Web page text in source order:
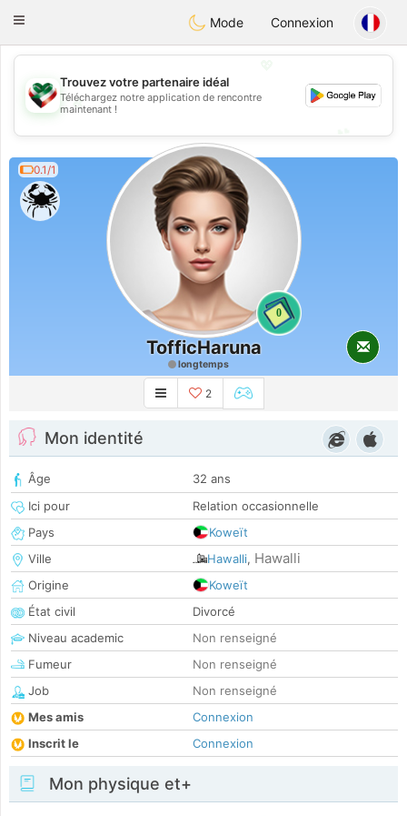
KuwaitChat
Toggle
Mode Connexion
💖
💕
Trouvez votre partenaire idéal
Téléchargez notre application de rencontre
maintenant !
0.1/1
0
TofficHaruna
longtemps
2
Mon identité
Âge
32 ans
Ici pour
Relation occasionnelle
Pays
Koweït
Ville
Hawalli, Hawalli
Origine
Koweït
État civil
Divorcé
Niveau academic
Non renseigné
Fumeur
Non renseigné
Job
Non renseigné
Mes amis
Connexion
Inscrit le
Connexion
Mon physique et+